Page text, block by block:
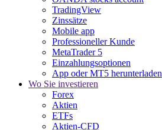
TradingView
Zinssätze
Mobile app
Professioneller Kunde
MetaTrader 5
Einzahlungsoptionen
App oder MT5 herunterladen
Wo Sie investieren
Forex
Aktien
ETFs
Aktien-CFD